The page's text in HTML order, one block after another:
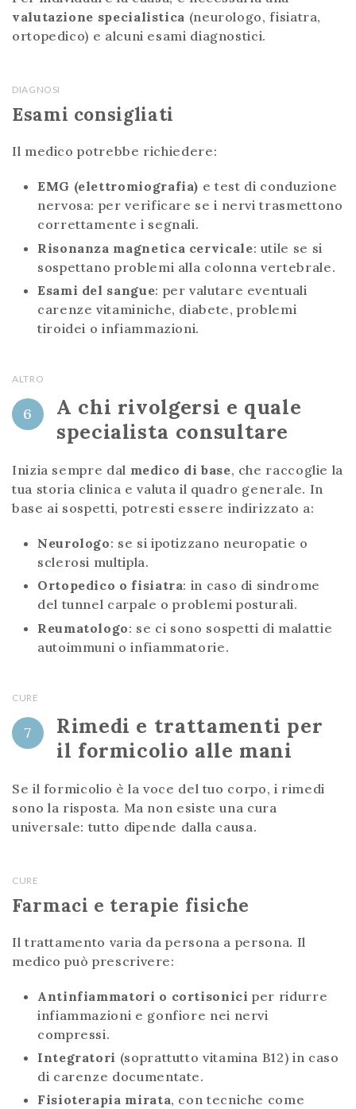
valutazione specialistica (neurologo, fisiatra,
ortopedico) e alcuni esami diagnostici.
DIAGNOSI
Esami consigliati
Il medico potrebbe richiedere:
EMG (elettromiografia) e test di conduzione
nervosa: per verificare se i nervi trasmettono
correttamente i segnali.
Risonanza magnetica cervicale: utile se si
sospettano problemi alla colonna vertebrale.
Esami del sangue: per valutare eventuali
carenze vitaminiche, diabete, problemi
tiroidei o infiammazioni.
ALTRO
6
A chi rivolgersi e quale
specialista consultare
Inizia sempre dal medico di base, che raccoglie la
tua storia clinica e valuta il quadro generale. In
base ai sospetti, potresti essere indirizzato a:
Neurologo: se si ipotizzano neuropatie o
sclerosi multipla.
Ortopedico o fisiatra: in caso di sindrome
del tunnel carpale o problemi posturali.
Reumatologo: se ci sono sospetti di malattie
autoimmuni o infiammatorie.
CURE
7
Rimedi e trattamenti per
il formicolio alle mani
Se il formicolio è la voce del tuo corpo, i rimedi
sono la risposta. Ma non esiste una cura
universale: tutto dipende dalla causa.
CURE
Farmaci e terapie fisiche
Il trattamento varia da persona a persona. Il
medico può prescrivere:
Antinfiammatori o cortisonici per ridurre
infiammazioni e gonfiore nei nervi
compressi.
Integratori (soprattutto vitamina B12) in caso
di carenze documentate.
Fisioterapia mirata, con tecniche come